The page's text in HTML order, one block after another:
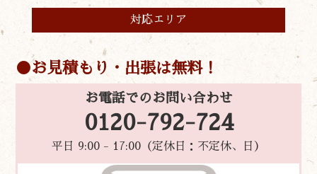
対応エリア
お見積もり・出張は無料！
お電話でのお問い合わせ
0120-792-724
平日 9:00 - 17:00（定休日：不定休、日）